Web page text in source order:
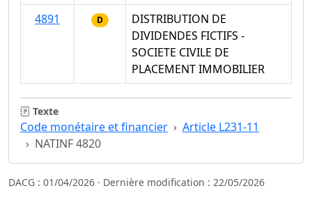
4891
D
DISTRIBUTION DE
DIVIDENDES FICTIFS -
SOCIETE CIVILE DE
PLACEMENT IMMOBILIER
Texte
Code monétaire et financier
Article L231-11
NATINF 4820
DACG : 01/04/2026 · Dernière modification : 22/05/2026